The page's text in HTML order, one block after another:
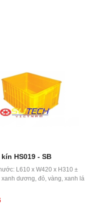
HS019 - SB
L610 x W420 x H310 ±
xanh dương, đỏ, vàng, xanh lá